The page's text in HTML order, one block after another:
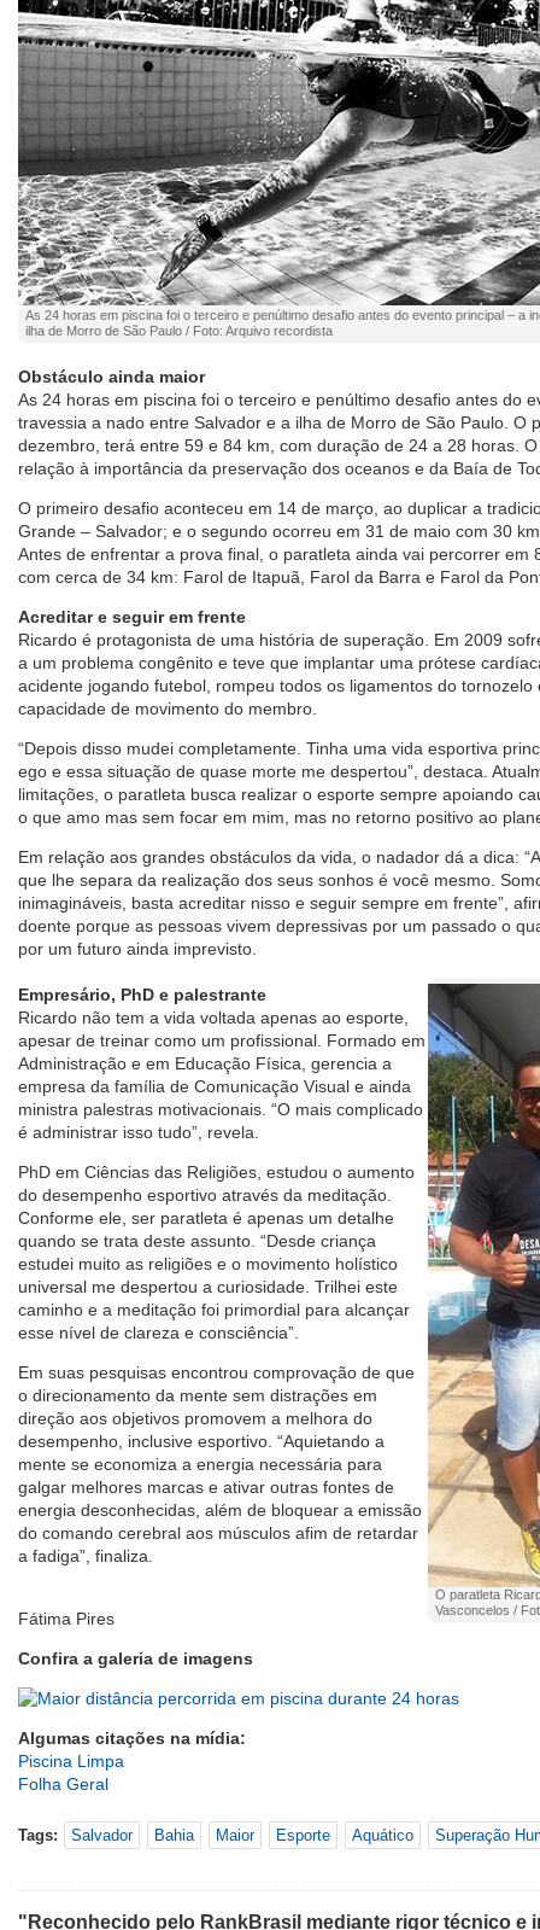
As 24 horas em piscina foi o terceiro e penúltimo desafio antes do evento principal – a
ilha de Morro de São Paulo / Foto: Arquivo recordista
Obstáculo ainda maior
As 24 horas em piscina foi o terceiro e penúltimo desafio antes do
travessia a nado entre Salvador e a ilha de Morro de São Paulo. O
dezembro, terá entre 59 e 84 km, com duração de 24 a 28 horas.
relação à importância da preservação dos oceanos e da Baía de
O primeiro desafio aconteceu em 14 de março, ao duplicar a
Grande – Salvador; e o segundo ocorreu em 31 de maio com 30
Antes de enfrentar a prova final, o paratleta ainda vai percorrer em
com cerca de 34 km: Farol de Itapuã, Farol da Barra e Farol da
Acreditar e seguir em frente
Ricardo é protagonista de uma história de superação. Em 2009
a um problema congênito e teve que implantar uma prótese
acidente jogando futebol, rompeu todos os ligamentos do
capacidade de movimento do membro.
“Depois disso mudei completamente. Tinha uma vida esportiva
ego e essa situação de quase morte me despertou”, destaca.
limitações, o paratleta busca realizar o esporte sempre apoiando
o que amo mas sem focar em mim, mas no retorno positivo ao
Em relação aos grandes obstáculos da vida, o nadador dá a dica:
que lhe separa da realização dos seus sonhos é você mesmo.
inimagináveis, basta acreditar nisso e seguir sempre em frente”,
doente porque as pessoas vivem depressivas por um passado o
por um futuro ainda imprevisto.
O paratleta
Vasconcelos /
Empresário, PhD e palestrante
Ricardo não tem a vida voltada apenas ao esporte,
apesar de treinar como um profissional. Formado em
Administração e em Educação Física, gerencia a
empresa da família de Comunicação Visual e ainda
ministra palestras motivacionais. “O mais complicado
é administrar isso tudo”, revela.
PhD em Ciências das Religiões, estudou o aumento
do desempenho esportivo através da meditação.
Conforme ele, ser paratleta é apenas um detalhe
quando se trata deste assunto. “Desde criança
estudei muito as religiões e o movimento holístico
universal me despertou a curiosidade. Trilhei este
caminho e a meditação foi primordial para alcançar
esse nível de clareza e consciência”.
Em suas pesquisas encontrou comprovação de que
o direcionamento da mente sem distrações em
direção aos objetivos promovem a melhora do
desempenho, inclusive esportivo. “Aquietando a
mente se economiza a energia necessária para
galgar melhores marcas e ativar outras fontes de
energia desconhecidas, além de bloquear a emissão
do comando cerebral aos músculos afim de retardar
a fadiga”, finaliza.
Fátima Pires
Confira a galeria de imagens
Algumas citações na mídia:
Piscina Limpa
Folha Geral
Tags: Salvador Bahia Maior Esporte Aquático Superação
"Reconhecido pelo RankBrasil mediante rigor técnico e